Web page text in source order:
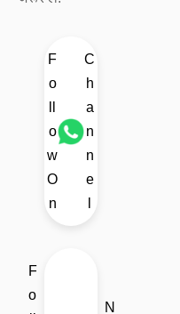
F
o
o
w
O
n
C
h
a
n
n
e
F
o
N